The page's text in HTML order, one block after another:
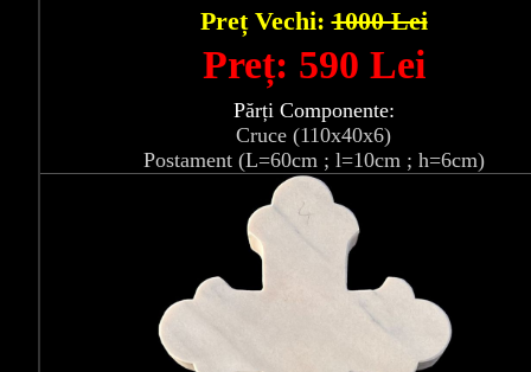
Preț Vechi:1000 Lei
Preț: 590 Lei
Părți Componente:
Cruce (110x40x6)
Postament (L=60cm ; l=10cm ; h=6cm)